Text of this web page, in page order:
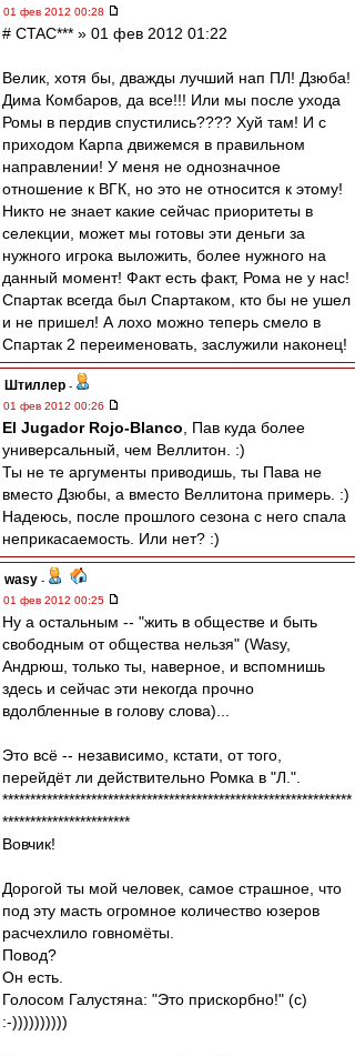
01 фев 2012 00:28
# CTAC*** » 01 фев 2012 01:22
Велик, хотя бы, дважды лучший нап ПЛ! Дзюба!
Дима Комбаров, да все!!! Или мы после ухода
Ромы в пердив спустились???? Хуй там! И с
приходом Карпа движемся в правильном
направлении! У меня не однозначное
отношение к ВГК, но это не относится к этому!
Никто не знает какие сейчас приоритеты в
селекции, может мы готовы эти деньги за
нужного игрока выложить, более нужного на
данный момент! Факт есть факт, Рома не у нас!
Спартак всегда был Спартаком, кто бы не ушел
и не пришел! А лохо можно теперь смело в
Спартак 2 переименовать, заслужили наконец!
Штиллер -
01 фев 2012 00:26
El Jugador Rojo-Blanco , Пав куда более
универсальный, чем Веллитон. :)
Ты не те аргументы приводишь, ты Пава не
вместо Дзюбы, а вместо Веллитона примерь. :)
Надеюсь, после прошлого сезона с него спала
неприкасаемость. Или нет? :)
wasy -
01 фев 2012 00:25
Ну а остальным -- "жить в обществе и быть
свободным от общества нельзя" (Wasy,
Андрюш, только ты, наверное, и вспомнишь
здесь и сейчас эти некогда прочно
вдолбленные в голову слова)...
Это всё -- независимо, кстати, от того,
перейдёт ли действительно Ромка в "Л.".
***************************************************************
***********************
Вовчик!
Дорогой ты мой человек, самое страшное, что
под эту масть огромное количество юзеров
расчехлило говномёты.
Повод?
Он есть.
Голосом Галустяна: "Это прискорбно!" (с)
:-))))))))))